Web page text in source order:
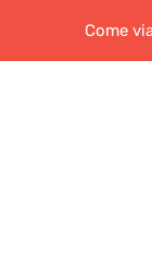
Come